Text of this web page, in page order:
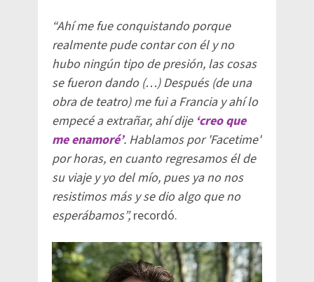
“Ahí me fue conquistando porque
realmente pude contar con ély no
hubo ningún tipo de presión, las cosas
se fueron dando (…) Después (de una
obra de teatro) me fui a Francia y ahí lo
empecé a extrañar, ahí dije ‘creo que
me enamoré’. Hablamos por 'Facetime'
por horas, en cuanto regresamos él de
su viaje y yo del mío, pues ya no nos
resistimos más y se dio algo que no
esperábamos”,recordó.